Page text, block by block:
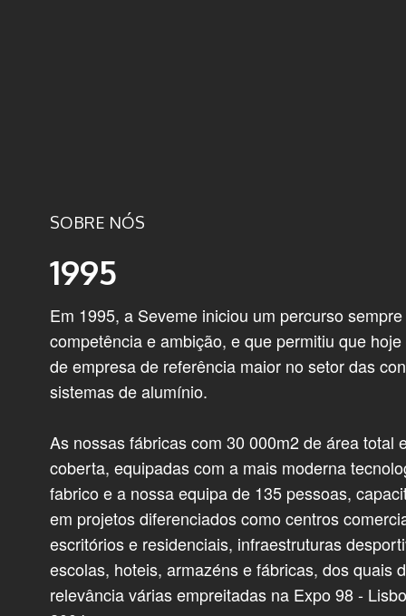
SOBRE NÓS
1995
Em 1995, a Seveme iniciou um percurso
competência e ambição, e que permitiu que
de empresa de referência maior no setor das
sistemas de alumínio.
As nossas fábricas com 30 000m2 de área total
coberta, equipadas com a mais moderna
fabrico e a nossa equipa de 135 pessoas,
em projetos diferenciados como centros
escritórios e residenciais, infraestruturas
escolas, hoteis, armazéns e fábricas, dos quais
relevância várias empreitadas na Expo 98 -